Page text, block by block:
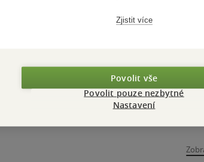
Zjistit více
Povolit vše
Povolit pouze nezbytné
Nastavení